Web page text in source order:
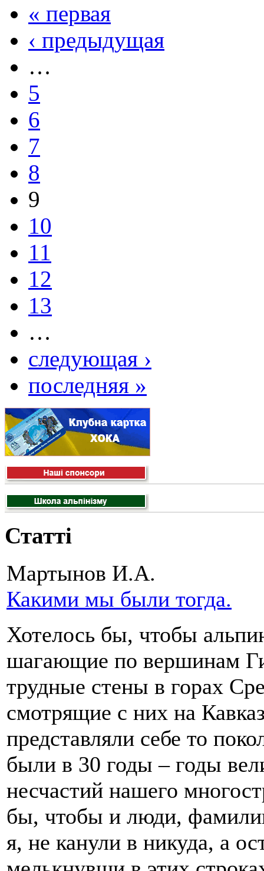
« первая
‹ предыдущая
…
5
6
7
8
9
10
11
12
13
…
следующая ›
последняя »
Статті
Мартынов И.А.
Какими мы были тогда.
Хотелось бы, чтобы
шагающие по вершинам
трудные стены в горах
смотрящие с них на
представляли себе то
были в 30 годы – годы
несчастий нашего
бы, чтобы и люди,
я, не канули в никуда, а